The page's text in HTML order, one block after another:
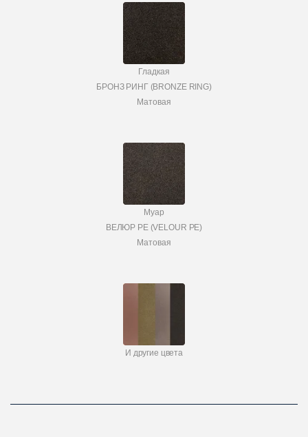
Гладкая
БРОНЗ РИНГ (BRONZE RING)
Матовая
Муар
ВЕЛЮР PE (VELOUR PE)
Матовая
И другие цвета